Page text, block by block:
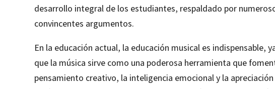
desarrollo integral de los estudiantes, respaldado por
convincentes argumentos.
En la educación actual, la educación musical es indispensable,
que la música sirve como una poderosa herramienta que
pensamiento creativo, la inteligencia emocional y la apreciación